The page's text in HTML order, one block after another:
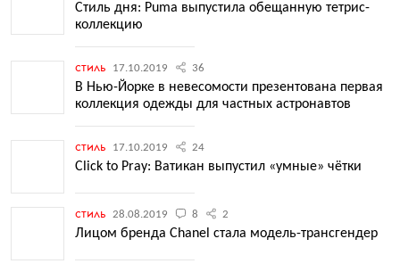
Стиль дня: Puma выпустила обещанную тетрис-
коллекцию
стиль 17.10.2019 36
В Нью-Йорке в невесомости презентована первая
коллекция одежды для частных астронавтов
стиль 17.10.2019 24
Click to Pray: Ватикан выпустил «умные» чётки
стиль 28.08.2019 8 2
Лицом бренда Chanel стала модель-трансгендер